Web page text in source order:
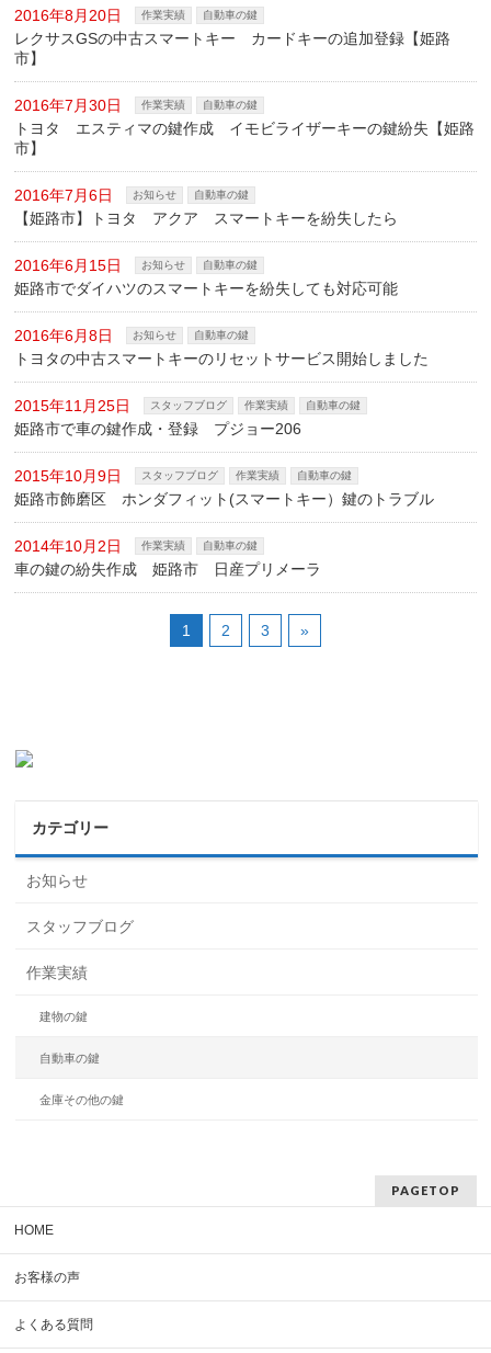
2016年8月20日 作業実績 自動車の鍵
レクサスGSの中古スマートキー カードキーの追加登録【姫路
市】
2016年7月30日 作業実績 自動車の鍵
トヨタ エスティマの鍵作成 イモビライザーキーの鍵紛失【姫路
市】
2016年7月6日 お知らせ 自動車の鍵
【姫路市】トヨタ アクア スマートキーを紛失したら
2016年6月15日 お知らせ 自動車の鍵
姫路市でダイハツのスマートキーを紛失しても対応可能
2016年6月8日 お知らせ 自動車の鍵
トヨタの中古スマートキーのリセットサービス開始しました
2015年11月25日 スタッフブログ 作業実績 自動車の鍵
姫路市で車の鍵作成・登録 プジョー206
2015年10月9日 スタッフブログ 作業実績 自動車の鍵
姫路市飾磨区 ホンダフィット(スマートキー）鍵のトラブル
2014年10月2日 作業実績 自動車の鍵
車の鍵の紛失作成 姫路市 日産プリメーラ
1 2 3 »
カテゴリー
お知らせ
スタッフブログ
作業実績
建物の鍵
自動車の鍵
金庫その他の鍵
PAGETOP
HOME
お客様の声
よくある質問